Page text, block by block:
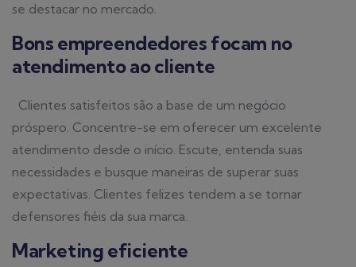
se destacar no mercado.
Bons empreendedores focam no
atendimento ao cliente
Clientes satisfeitos são a base de um negócio
próspero. Concentre-se em oferecer um excelente
atendimento desde o início. Escute, entenda suas
necessidades e busque maneiras de superar suas
expectativas. Clientes felizes tendem a se tornar
defensores fiéis da sua marca.
Marketing eficiente